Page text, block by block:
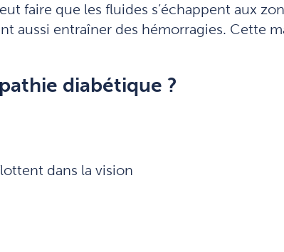
faire que les fluides s’échappent aux
aussi entraîner des hémorragies. Cette
diabétique ?
dans la vision